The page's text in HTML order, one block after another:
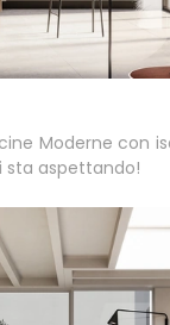
Moderne con
sta aspettando!